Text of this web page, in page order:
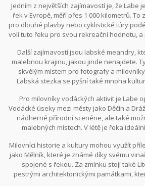
na výlety.
Jedním z největších zajímavostí je, že Labe
řek v Evropě, měří přes 1 000 kilometrů. To
pro dlouhé plavby nebo cyklistické túry
volí tuto řeku pro svou rekreační hodnotu,
cyklistiky, doporučujeme Labskou stezku,
malebnou přírodou a
Další zajímavostí jsou labské meandry,
malebnou krajinu, jakou jinde nenajdete.
skvělým místem pro fotografy a
Labská stezka se pyšní také mnoha
hrady, zámky a kostely. Jedním z
Ústí nad Labem. Tento hrad je
nejromantičtějších zřícenin v
Pro milovníky vodáckých aktivit je Labe
Vodácké úseky mezi městy jako Děčín a
nádherné přírodní scenérie, ale také
malebných místech. V létě je řeka
přednost klidnější formě turistiky, mohou
pravidelně plují mezi hlavními
Milovníci historie a kultury mohou využít
jako Mělník, které je známé díky svému
spojené s řekou. Za zmínku stojí také
pestrými architektonickými památkami,